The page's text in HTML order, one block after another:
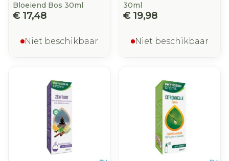
Bloeiend Bos 30ml
€ 17,48
Niet beschikbaar
30ml
€ 19,98
Niet beschikbaar